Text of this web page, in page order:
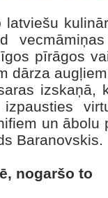
pīrāgos
dārza
izskaņā,
un
Baranovskis.
nogaršo to